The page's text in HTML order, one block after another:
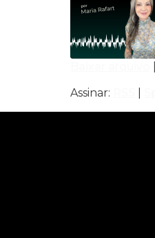
FEED RSS
LINK
Assinar: